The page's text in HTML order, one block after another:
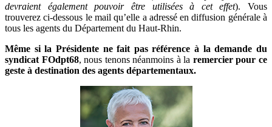
devraient également pouvoir être utilisées à cet effet). Vous
trouverez ci-dessous le mail qu’elle a adressé en diffusion générale à
tous les agents du Département du Haut-Rhin.
Même si la Présidente ne fait pas référence à la demande du
syndicat FOdpt68, nous tenons néanmoins à la remercier pour ce
geste à destination des agents départementaux.